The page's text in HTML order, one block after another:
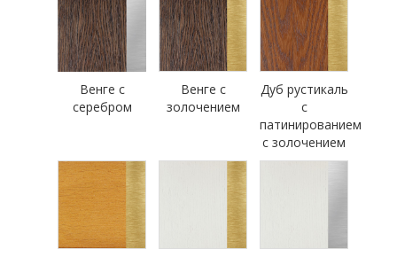
Венге с
серебром
Венге с
золочением
Дуб рустикаль
с
патинированием
с золочением